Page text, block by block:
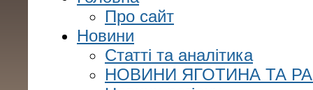
Про сайт
Новини
Статті та аналітика
НОВИНИ ЯГОТИНА ТА